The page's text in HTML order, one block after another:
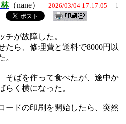
（nane） 2026/03/04 17:17:05
1
が故障した。
ら、修理費と送料で8000円以
。
ばを作って食べたが、途中か
らく横になった。
ドの印刷を開始したら、突然